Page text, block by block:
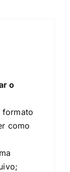
o
formato
como